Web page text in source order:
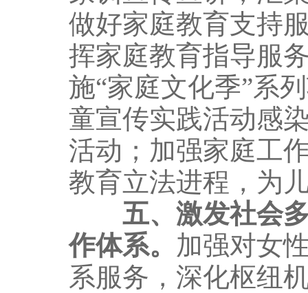
做好家庭教育支持
挥家庭教育指导服
施“家庭文化季”系
童宣传实践活动感
活动；加强家庭工
教育立法进程，为
五、激发社会
作体系。 加强对女
系服务，深化枢纽